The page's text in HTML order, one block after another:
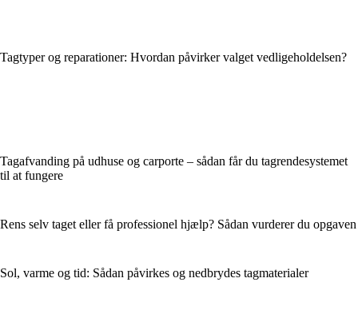
Tagtyper og reparationer: Hvordan påvirker valget vedligeholdelsen?
Tagafvanding på udhuse og carporte – sådan får du tagrendesystemet
til at fungere
Rens selv taget eller få professionel hjælp? Sådan vurderer du opgaven
Sol, varme og tid: Sådan påvirkes og nedbrydes tagmaterialer